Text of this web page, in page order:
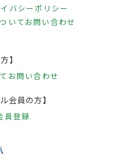
バシーポリシー
いてお問い合わせ
】
お問い合わせ
会員の方】
員登録